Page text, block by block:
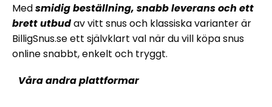
Medsmidig beställning, snabb leverans och ett
brett utbudav vitt snus och klassiska varianter är
BilligSnus.se ett självklart val när du vill köpa snus
online snabbt, enkelt och tryggt.
Våra andra plattformar